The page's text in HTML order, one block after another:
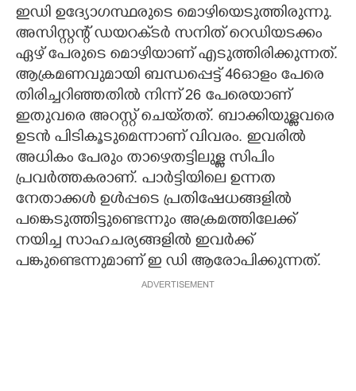
ഇഡി ഉദ്യോഗസ്ഥരുടെ മൊഴിയെടുത്തിരുന്നു.
അസിസ്റ്റന്റ് ഡയറക്‌ടർ സനിത് റെഡിയടക്കം
ഏഴ് പേരുടെ മൊഴിയാണ് എടുത്തിരിക്കുന്നത്.
ആക്രമണവുമായി ബന്ധപ്പെട്ട് 46ഓളം പേരെ
തിരിച്ചറിഞ്ഞതിൽ നിന്ന് 26 പേരെയാണ്
ഇതുവരെ അറസ്റ്റ് ചെയ്‌തത്. ബാക്കിയുള്ളവരെ
ഉടൻ പിടികൂടുമെന്നാണ് വിവരം. ഇവരിൽ
അധികം പേരും താഴെതട്ടിലുള്ള സിപിം
പ്രവർത്തകരാണ്. പാർട്ടിയിലെ ഉന്നത
നേതാക്കൾ ഉൾപ്പടെ പ്രതിഷേധങ്ങളിൽ
പങ്കെടുത്തിട്ടുണ്ടെന്നും അക്രമത്തിലേക്ക്
നയിച്ച സാഹചര്യങ്ങളിൽ ഇവർക്ക്
പങ്കുണ്ടെന്നുമാണ് ഇ ഡി ആരോപിക്കുന്നത്.
ADVERTISEMENT